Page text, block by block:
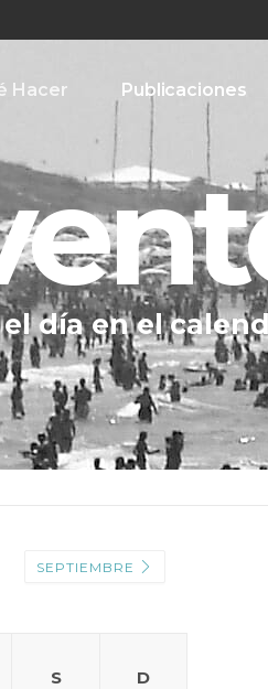
Hacer Publicaciones
el día en el
SEPTIEMBRE
S D